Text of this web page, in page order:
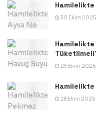
Hamilelikte
30 Ekim 2025
Hamilelikte
29 Ekim 2025
Hamilelikte
28 Ekim 2025